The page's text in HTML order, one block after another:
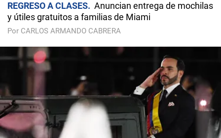
REGRESO A CLASES
Anuncian entrega de mochilas
y útiles gratuitos a familias de Miami
Por CARLOS ARMANDO CABRERA